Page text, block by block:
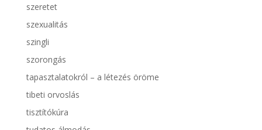
szeretet
szexualitás
szingli
szorongás
tapasztalatokról – a létezés öröme
tibeti orvoslás
tisztítókúra